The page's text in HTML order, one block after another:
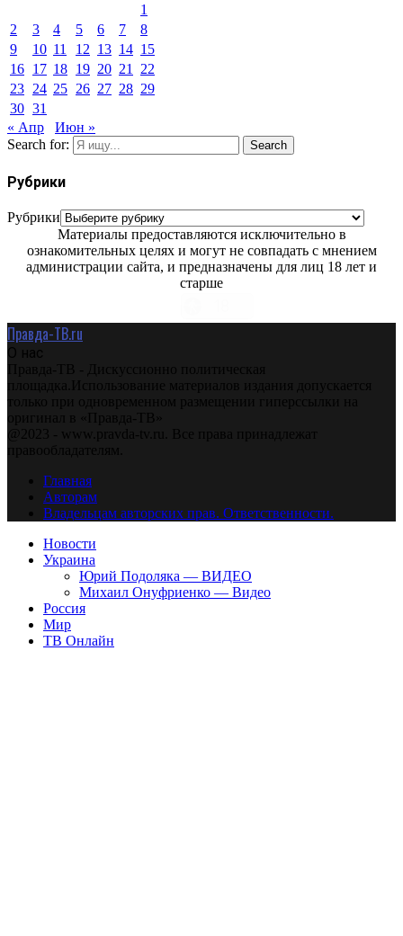
1
2
3 4 5 6 7
8
9
10 11 12 13 14 15
16 17 18 19 20 21
22
23 24 25 26 27 28 29
30 31
« Апр
Июн »
Search for:
Search
Рубрики
Рубрики
Материалы предоставляются исключительно в
ознакомительных целях и могут не совпадать с мнением
администрации сайта, и предназначены для лиц 18 лет и
старше
Правда-ТВ.ru
О нас
Правда-ТВ - Дискуссионно политическая
площадка.Использование материалов издания допускается
только при одновременном размещении гиперссылки на
оригинал в «Правда-ТВ»
@2023 - www.pravda-tv.ru. Все права принадлежат
правообладателям.
Главная
Авторам
Владельцам авторских прав. Ответственности.
Новости
Украина
Юрий Подоляка — ВИДЕО
Михаил Онуфриенко — Видео
Россия
Мир
ТВ Онлайн